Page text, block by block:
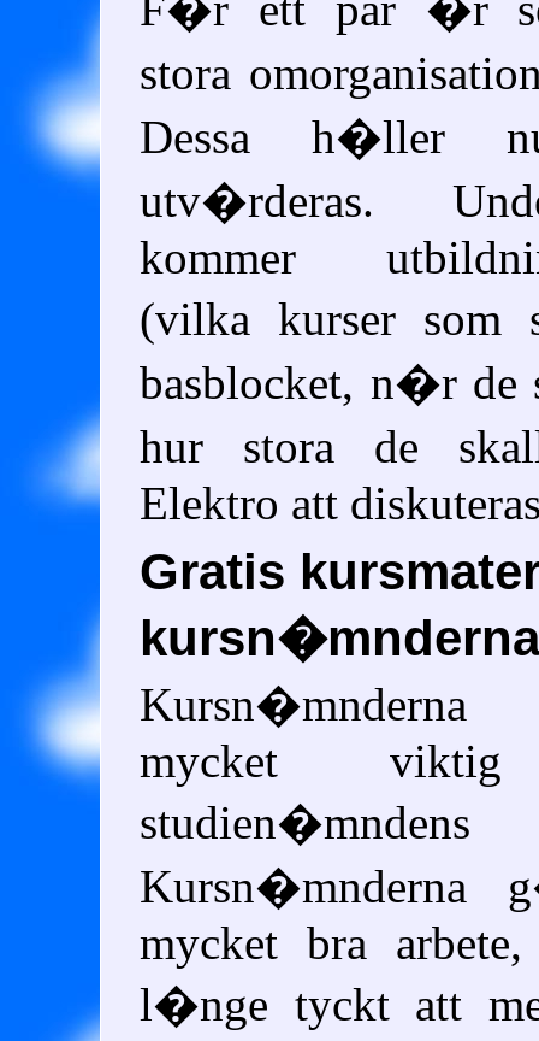
stora
Dessa h�ller
utv�rderas.
kommer
(vilka kurser
basblocket, n�r
hur stora de
Elektro att
Gratis
mycket
studien�mndens
Kursn�mnderna
mycket bra
l�nge tyckt att